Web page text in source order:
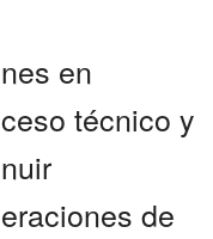
en
técnico y
de